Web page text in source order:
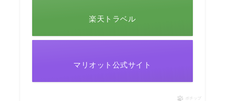
楽天トラベル
マリオット公式サイト
ポチップ